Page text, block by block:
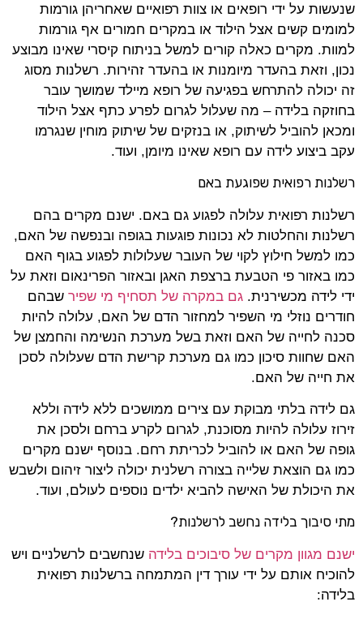
שנעשות על ידי רופאים או צוות רפואיים שאחריהן גורמות
למומים קשים אצל הילוד או במקרים חמורים אף גורמות
למוות. מקרים כאלה קורים למשל בניתוח קיסרי שאינו מבוצע
נכון, וזאת בהעדר מיומנות או בהעדר זהירות. רשלנות מסוג
זה יכולה להתרחש בפגיעה של רופא מיילד שמושך עובר
בחוזקה בלידה – מה שעלול לגרום לפרע כתף אצל הילוד
ומכאן להוביל לשיתוק, או בנזקים של שיתוק מוחין שנגרמו
עקב ביצוע לידה עם רופא שאינו מיומן, ועוד.
רשלנות רפואית שפוגעת באם
רשלנות רפואית עלולה לפגוע גם באם. ישנם מקרים בהם
רשלנות והחלטות לא נכונות פוגעות בגופה ובנפשה של האם,
כמו למשל חילוץ לקוי של העובר שעלולות לפגוע בגוף האם
כמו באזור פי הטבעת ברצפת האגן ובאזור הפרינאום וזאת על
ידי לידה מכשירנית. גם במקרה של תסחיף מי שפירשבהם
חודרים נוזלי מי השפיר למחזור הדם של האם, עלולה להיות
סכנה לחייה של האם וזאת בשל מערכת הנשימה והחמצן של
האם שחוות סיכון כמו גם מערכת קרישת הדם שעלולה לסכן
את חייה של האם.
גם לידה בלתי מבוקת עם צירים ממושכים ללא לידה וללא
זירוז עלולה להיות מסוכנת, לגרום לקרע ברחם ולסכן את
גופה של האם או להוביל לכריתת רחם. בנוסף ישנם מקרים
כמו גם הוצאת שלייה בצורה רשלנית יכולה ליצור זיהום ולשבש
את היכולת של האישה להביא ילדים נוספים לעולם, ועוד.
מתי סיבוך בלידה נחשב לרשלנות?
ישנם מגוון מקרים של סיבוכים בלידהשנחשבים לרשלניים ויש
להוכיח אותם על ידי עורך דין המתמחה ברשלנות רפואית
בלידה: